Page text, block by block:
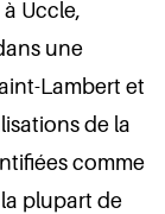
Uccle,
une
Lambert et
de la
comme
plupart de